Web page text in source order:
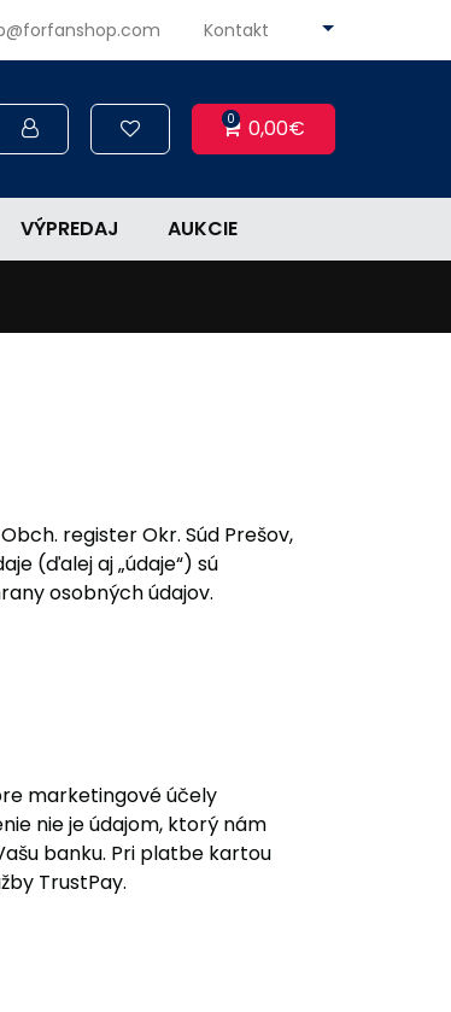
Kontakt
0 0,00€
VÝPREDAJ AUKCIE
Obch. register Okr. Súd Prešov,
(ďalej aj „údaje“) sú
osobných údajov.
marketingové účely
nie je údajom, ktorý nám
banku. Pri platbe kartou
TrustPay.